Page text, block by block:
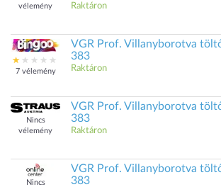
vélemény
Raktáron
7 vélemény
VGR Prof. Villanyborotva
383
Raktáron
Nincs
vélemény
VGR Prof. Villanyborotva
383
Raktáron
Nincs
VGR Prof. Villanyborotva
383